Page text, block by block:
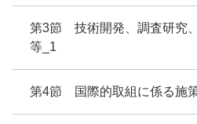
第3節 技術開発、調査研究
等_1
第4節 国際的取組に係る施